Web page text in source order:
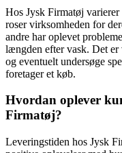
Hos Jysk Firmatøj
roser virksomheden for
andre har oplevet
længden efter vask. Det
og eventuelt undersøge
foretager et køb.
Hvordan oplever
Firmatøj?
Leveringstiden hos Jysk